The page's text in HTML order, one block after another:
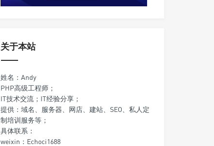
关于本站
姓名：Andy
PHP高级工程师；
IT技术交流；IT经验分享；
提供：域名、服务器、网店、建站、SEO、私人定
制培训服务等；
具体联系：
weixin：Echoci1688